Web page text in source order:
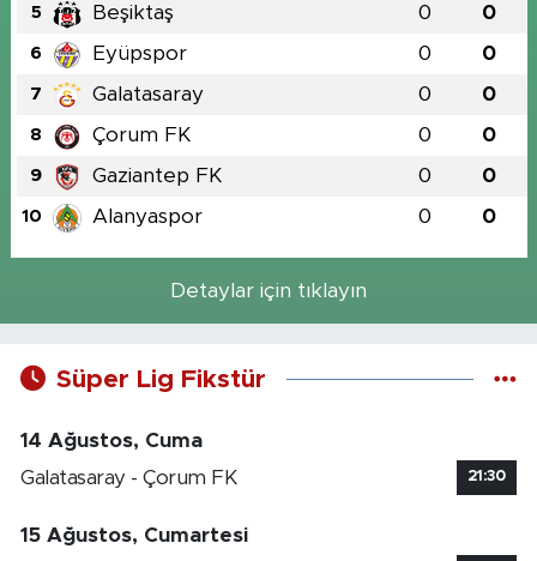
5 Beşiktaş 0 0
6 Eyüpspor 0 0
7 Galatasaray 0 0
8 Çorum FK 0 0
9 Gaziantep FK 0 0
10 Alanyaspor 0 0
Detaylar için tıklayın
Süper Lig Fikstür
14 Ağustos, Cuma
Galatasaray - Çorum FK
21:30
15 Ağustos, Cumartesi